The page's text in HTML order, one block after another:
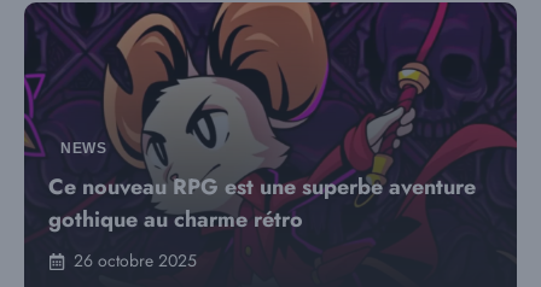
NEWS
Ce nouveau RPG est une superbe aventure
gothique au charme rétro
26 octobre 2025